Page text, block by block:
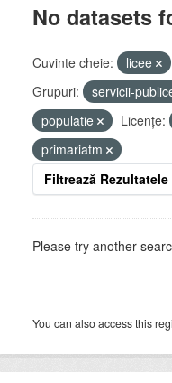
No datasets
Cuvinte cheie: licee
Grupuri:
servicii-
populatie
Licenţe:
primariatm
Filtrează Rezultatele
Please try another
You can also access this